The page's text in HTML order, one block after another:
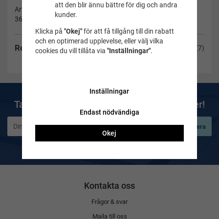
Recensioner (7)
Artikelnummer:
366-lime-35/38
Ta del av våra bästa erbjudanden & nyheter!
Prenumerera
De uppgifter du matar in kommer endast användas till våra nyhetsbrev.
Kontakta oss
Frågor & svar
Maila till oss
att den blir ännu bättre för dig och andra
kunder.
Klicka på "Okej"för att få tillgång till din rabatt
och en optimerad upplevelse, eller välj vilka
cookies du vill tillåta via "Inställningar".
Inställningar
Endast nödvändiga
Okej